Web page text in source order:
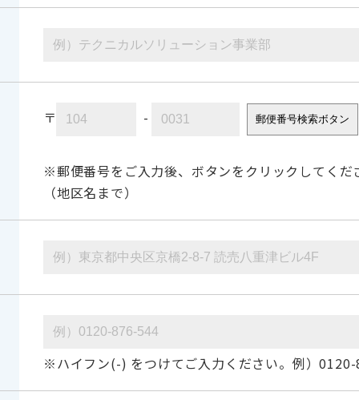
〒 - 郵便番号検索ボタン
※郵便番号をご入力後、ボタンをクリックしてく
（地区名まで）
※ハイフン(-) をつけてご入力ください。例）